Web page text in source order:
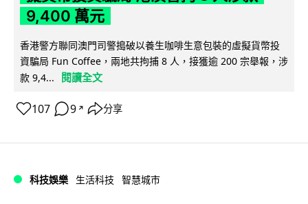
9,400 萬元
香港警方聯同澳門司警搗破以養生咖啡生意包裝的虛擬貨幣投
資騙局 Fun Coffee，兩地共拘捕 8 人，接獲逾 200 宗舉報，涉
款 9,4...
閱讀全文
107 9 ↗ 分享
科技娛樂 生活科技 智慧城市